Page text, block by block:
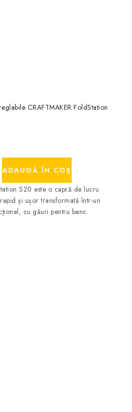
CRAFTMAKER FoldStation
ADAUGĂ ÎN COŞ
S20 este o capră de lucru
și ușor transformată într-un
cu găuri pentru banc.